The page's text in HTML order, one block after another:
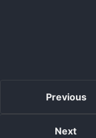
Previous
Next